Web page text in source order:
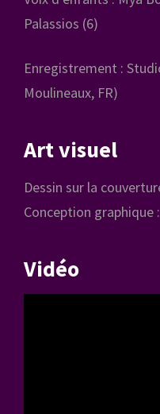
Palassios (6)
Enregistrement :
Moulineaux, FR)
Art visuel
Dessin sur la
Conception graphique
Vidéo